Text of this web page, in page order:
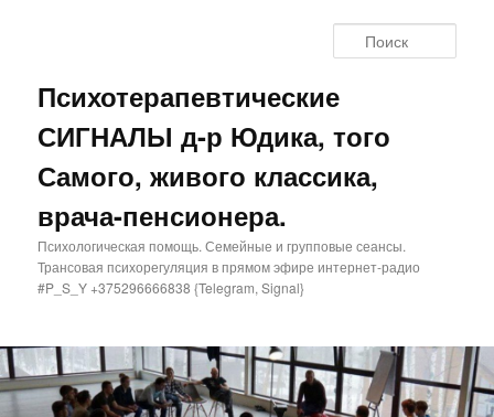
Психотерапевтические
СИГНАЛЫ д-р Юдика, того
Самого, живого классика,
врача-пенсионера.
Психологическая помощь. Семейные и групповые сеансы.
Трансовая психорегуляция в прямом эфире интернет-радио
#P_S_Y +375296666838 {Telegram, Signal}